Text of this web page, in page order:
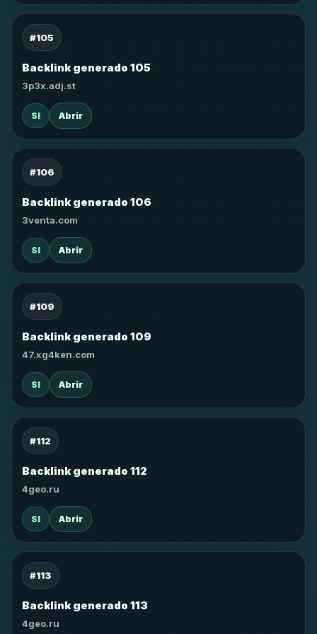
#105
Backlink generado 105
3p3x.adj.st
SI Abrir
#106
Backlink generado 106
3venta.com
SI Abrir
#109
Backlink generado 109
47.xg4ken.com
SI Abrir
#112
Backlink generado 112
4geo.ru
SI Abrir
#113
Backlink generado 113
4geo.ru